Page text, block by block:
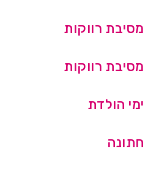
מסיבת רווקות
מסיבת רווקות
ימי הולדת
חתונה